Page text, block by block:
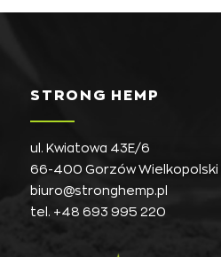
STRONG HEMP
ul. Kwiatowa 43E/6
66-400 Gorzów Wielkopolski
biuro@stronghemp.pl
tel. +48 693 995 220